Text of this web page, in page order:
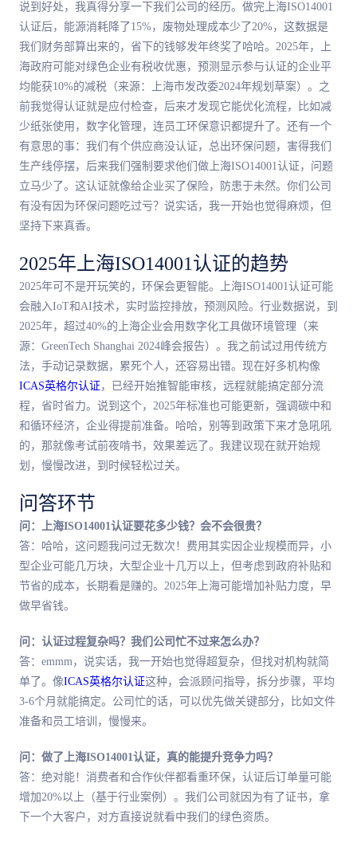
说到好处，我真得分享一下我们公司的经历。做完上海ISO14001
认证后，能源消耗降了15%，废物处理成本少了20%，这数据是
我们财务部算出来的，省下的钱够发年终奖了哈哈。2025年，上
海政府可能对绿色企业有税收优惠，预测显示参与认证的企业平
均能获10%的减税（来源：上海市发改委2024年规划草案）。之
前我觉得认证就是应付检查，后来才发现它能优化流程，比如减
少纸张使用，数字化管理，连员工环保意识都提升了。还有一个
有意思的事：我们有个供应商没认证，总出环保问题，害得我们
生产线停摆，后来我们强制要求他们做上海ISO14001认证，问题
立马少了。这认证就像给企业买了保险，防患于未然。你们公司
有没有因为环保问题吃过亏？说实话，我一开始也觉得麻烦，但
坚持下来真香。
2025年上海ISO14001认证的趋势
2025年可不是开玩笑的，环保会更智能。上海ISO14001认证可能
会融入IoT和AI技术，实时监控排放，预测风险。行业数据说，到
2025年，超过40%的上海企业会用数字化工具做环境管理（来
源：GreenTech Shanghai 2024峰会报告）。我之前试过用传统方
法，手动记录数据，累死个人，还容易出错。现在好多机构像
ICAS英格尔认证 ，已经开始推智能审核，远程就能搞定部分流
程，省时省力。说到这个，2025年标准也可能更新，强调碳中和
和循环经济，企业得提前准备。哈哈，别等到政策下来才急吼吼
的，那就像考试前夜啃书，效果差远了。我建议现在就开始规
划，慢慢改进，到时候轻松过关。
问答环节
问：上海ISO14001认证要花多少钱？会不会很贵？
答：哈哈，这问题我问过无数次！费用其实因企业规模而异，小
型企业可能几万块，大型企业十几万以上，但考虑到政府补贴和
节省的成本，长期看是赚的。2025年上海可能增加补贴力度，早
做早省钱。
问：认证过程复杂吗？我们公司忙不过来怎么办？
答：emmm，说实话，我一开始也觉得超复杂，但找对机构就简
单了。像ICAS英格尔认证这种，会派顾问指导，拆分步骤，平均
3-6个月就能搞定。公司忙的话，可以优先做关键部分，比如文件
准备和员工培训，慢慢来。
问：做了上海ISO14001认证，真的能提升竞争力吗？
答：绝对能！消费者和合作伙伴都看重环保，认证后订单量可能
增加20%以上（基于行业案例）。我们公司就因为有了证书，拿
下一个大客户，对方直接说就看中我们的绿色资质。